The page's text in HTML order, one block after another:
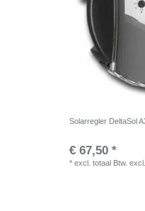
Solarregler DeltaSol
€ 67,50 *
*excl. totaal Btw.